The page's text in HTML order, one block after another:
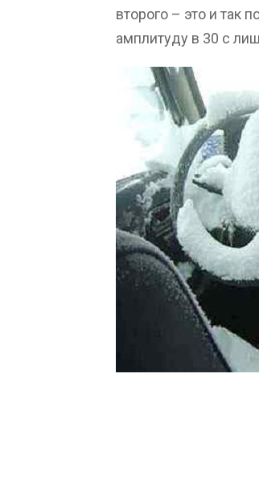
второго – это и так
амплитуду в 30 с